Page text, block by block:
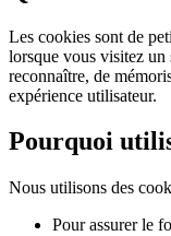
Les cookies sont de
lorsque vous visitez un
reconnaître, de
expérience utilisateur.
Pourquoi
Nous utilisons des
Pour assurer le